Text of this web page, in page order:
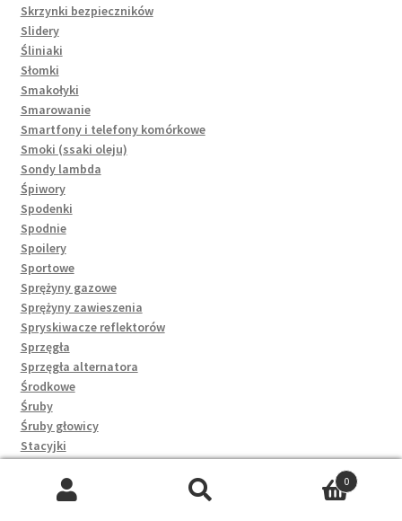
Skrzynki bezpieczników
Slidery
Śliniaki
Słomki
Smakołyki
Smarowanie
Smartfony i telefony komórkowe
Smoki (ssaki oleju)
Sondy lambda
Śpiwory
Spodenki
Spodnie
Spoilery
Sportowe
Sprężyny gazowe
Sprężyny zawieszenia
Spryskiwacze reflektorów
Sprzęgła
Sprzęgła alternatora
Środkowe
Śruby
Śruby głowicy
Stacyjki
Stelaże
Sterowniki
0